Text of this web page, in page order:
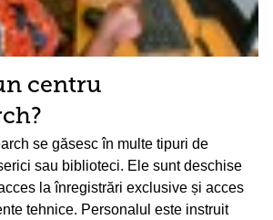
centru
se găsesc în multe tipuri de
sau biblioteci. Ele sunt deschise
la înregistrări exclusive și acces
tehnice. Personalul este instruit